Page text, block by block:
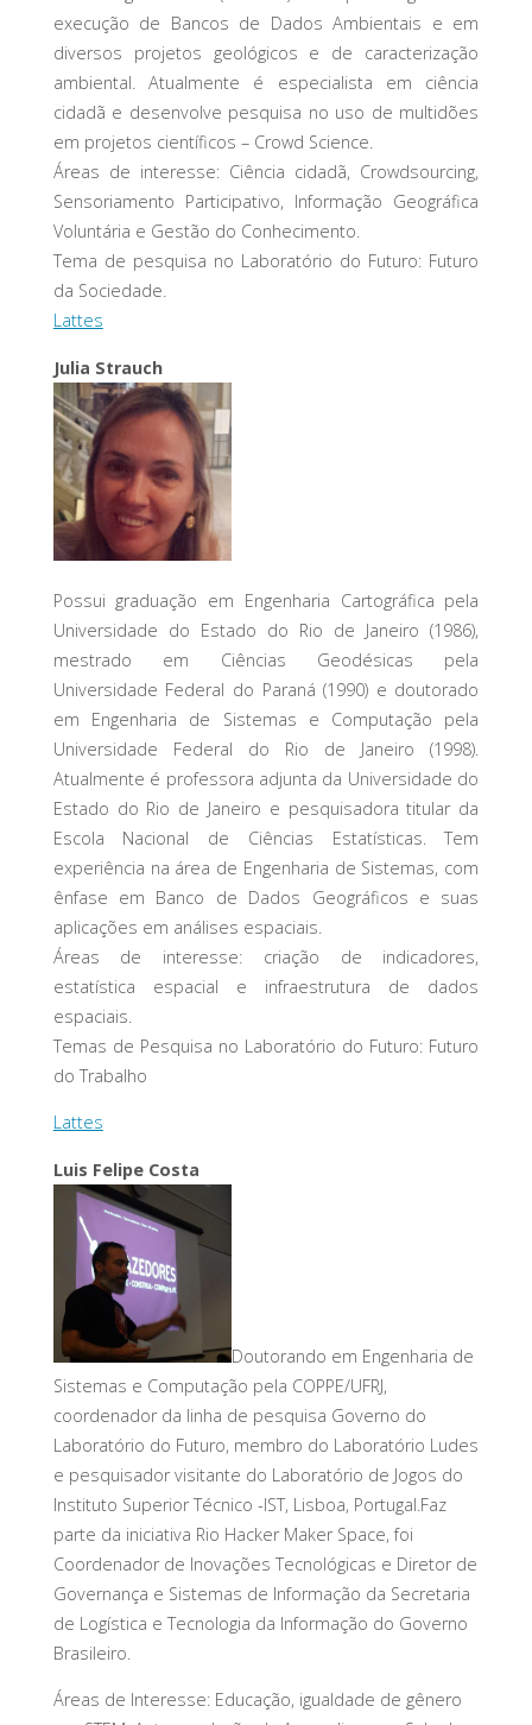
execução de Bancos de Dados Ambientais e em
diversos projetos geológicos e de caracterização
ambiental. Atualmente é especialista em ciência
cidadã e desenvolve pesquisa no uso de multidões
em projetos científicos – Crowd Science.
Áreas de interesse: Ciência cidadã, Crowdsourcing,
Sensoriamento Participativo, Informação Geográfica
Voluntária e Gestão do Conhecimento.
Tema de pesquisa no Laboratório do Futuro: Futuro
da Sociedade.
Lattes
Julia Strauch
Possui graduação em Engenharia Cartográfica pela
Universidade do Estado do Rio de Janeiro (1986),
mestrado em Ciências Geodésicas pela
Universidade Federal do Paraná (1990) e doutorado
em Engenharia de Sistemas e Computação pela
Universidade Federal do Rio de Janeiro (1998).
Atualmente é professora adjunta da Universidade do
Estado do Rio de Janeiro e pesquisadora titular da
Escola Nacional de Ciências Estatísticas. Tem
experiência na área de Engenharia de Sistemas, com
ênfase em Banco de Dados Geográficos e suas
aplicações em análises espaciais.
Áreas de interesse: criação de indicadores,
estatística espacial e infraestrutura de dados
espaciais.
Temas de Pesquisa no Laboratório do Futuro: Futuro
do Trabalho
Lattes
Luis Felipe Costa
Doutorando em Engenharia de
Sistemas e Computação pela COPPE/UFRJ,
coordenador da linha de pesquisa Governo do
Laboratório do Futuro, membro do Laboratório Ludes
e pesquisador visitante do Laboratório de Jogos do
Instituto Superior Técnico -IST, Lisboa, Portugal.Faz
parte da iniciativa Rio Hacker Maker Space, foi
Coordenador de Inovações Tecnológicas e Diretor de
Governança e Sistemas de Informação da Secretaria
de Logística e Tecnologia da Informação do Governo
Brasileiro.
Áreas de Interesse: Educação, igualdade de gênero